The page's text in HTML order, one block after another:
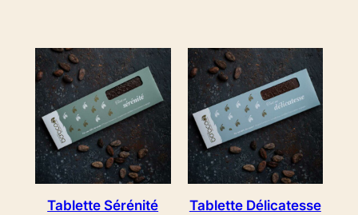
Tablette Sérénité
Tablette Délicatesse